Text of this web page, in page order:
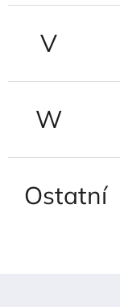
V
W
Ostatní